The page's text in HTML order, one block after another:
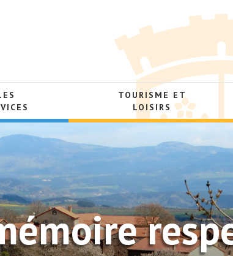
TOURISME ET
LOISIRS